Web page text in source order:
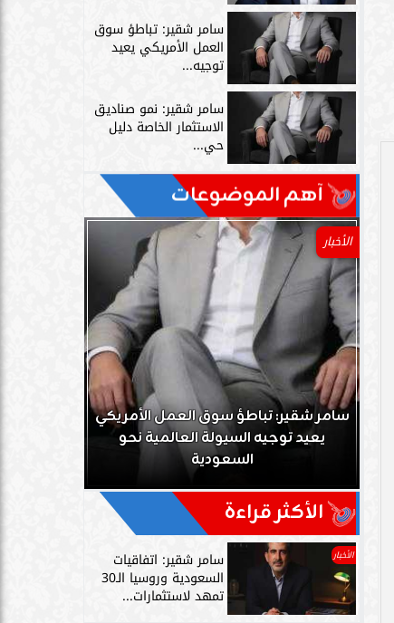
سامر شقير: تباطؤ سوق
العمل الأمريكي يعيد
توجيه...
سامر شقير: نمو صناديق
الاستثمار الخاصة دليل
حي...
آهم الموضوعات
الأخبار
سامر شقير: تباطؤ سوق العمل الأمريكي
يعيد توجيه السيولة العالمية نحو
السعودية
الأكثر قراءة
الأخبار سامر شقير: اتفاقيات
السعودية وروسيا الـ30
تمهد لاستثمارات...